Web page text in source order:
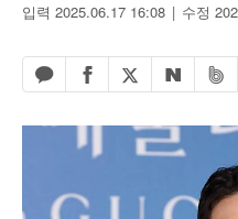
입력 2025.06.17 16:08 수정
카카오톡 공유하기
페이스북 공유하기
엑스 공유하기
네이버 공
밴